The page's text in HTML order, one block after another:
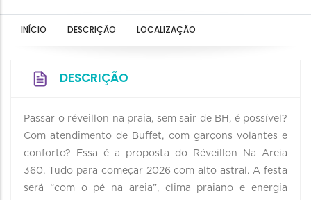
INÍCIO DESCRIÇÃO LOCALIZAÇÃO
DESCRIÇÃO
Passar o réveillon na praia, sem sair de BH, é possível?
Com atendimento de Buffet, com garçons volantes e
conforto? Essa é a proposta do Réveillon Na Areia
360. Tudo para começar 2026 com alto astral. A festa
será “com o pé na areia”, clima praiano e energia